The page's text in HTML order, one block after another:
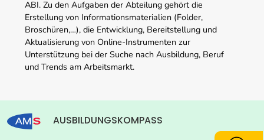
ABI. Zu den Aufgaben der Abteilung gehört die
Erstellung von Informationsmaterialien (Folder,
Broschüren,…), die Entwicklung, Bereitstellung und
Aktualisierung von Online-Instrumenten zur
Unterstützung bei der Suche nach Ausbildung, Beruf
und Trends am Arbeitsmarkt.
AUSBILDUNGSKOMPASS